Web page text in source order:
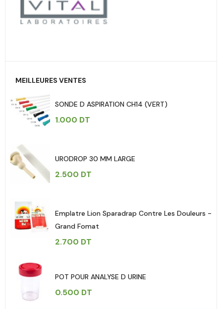
MEILLEURES VENTES
SONDE D ASPIRATION CH14 (VERT)
1.000 DT
URODROP 30 MM LARGE
2.500 DT
Emplatre Lion Sparadrap Contre Les Douleurs -
Grand Fomat
2.700 DT
POT POUR ANALYSE D URINE
0.500 DT